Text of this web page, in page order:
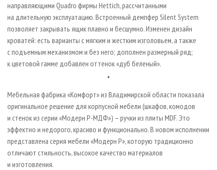
направляющими Quadro фирмы Hettich, рассчитанными
на длительную эксплуатацию. Встроенный демпфер Silent System
позволяет закрывать ящик плавно и бесшумно. Изменен дизайн
кроватей: есть варианты с мягким и жестким изголовьем, а также
с подъемным механизмом и без него; дополнен размерный ряд;
к цветовой гамме добавлен оттенок «дуб беленый».
*
Мебельная фабрика «Комфорт» из Владимирской области показала
оригинальное решение для корпусной мебели (шкафов, комодов
и стенок из серии «Модерн Р-МДФ») – ручки из плиты MDF. Это
эффектно и недорого, красиво и функционально. В новом исполнении
представлена серия мебели «Модерн Р», которую традиционно
отличают стильность, высокое качество материалов
и изготовления.